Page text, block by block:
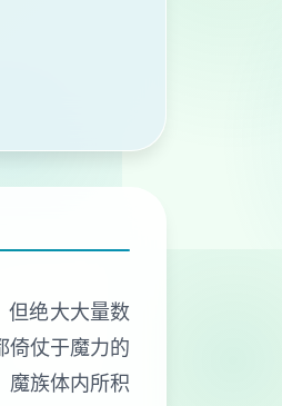
但绝大大量数
倚仗于魔力的
魔族体内所积